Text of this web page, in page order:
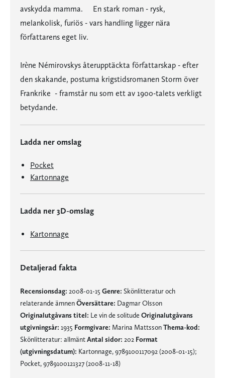
avskydda mamma. En stark roman - rysk,
melankolisk, furiös - vars handling ligger nära
författarens eget liv.
Irène Némirovskys återupptäckta författarskap - efter
den skakande, postuma krigstidsromanen Storm över
Frankrike - framstår nu som ett av 1900-talets verkligt
betydande.
Ladda ner omslag
Pocket
Kartonnage
Ladda ner 3D-omslag
Kartonnage
Detaljerad fakta
Recensionsdag: 2008-01-15 Genre: Skönlitteratur och
relaterande ämnenÖversättare: Dagmar Olsson
Originalutgåvans titel: Le vin de solitude Originalutgåvans
utgivningsår: 1935 Formgivare: Marina MattssonThema-kod:
Skönlitteratur: allmäntAntal sidor: 202 Format
(utgivningsdatum): Kartonnage, 9789100117092 (2008-01-15);
Pocket, 9789100121327 (2008-11-18)